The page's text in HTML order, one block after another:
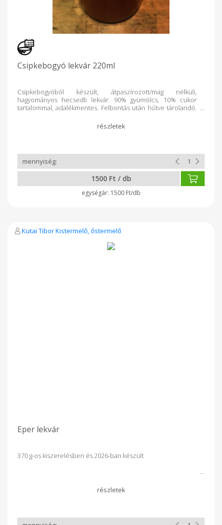
Csipkebogyó lekvár 220ml
Csipkebogyóból készült, átpaszírozott/mag nélküli,
hagyományos hecsedli lekvár. 90% gyümölcs, 10% cukor
tartalommal, adalékmentes. Felbontás után hűtve tárolandó.
1500 Ft / db
1500 Ft/db
Kutai Tibor Kistermelő, őstermelő
Eper lekvár
370 g-os kiszerelésben és 2026-ban készült